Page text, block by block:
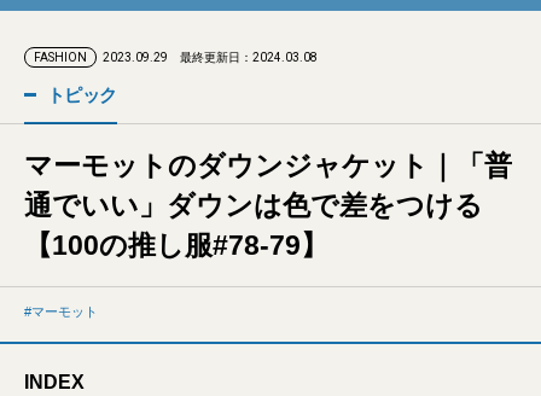
FASHION 2023.09.29 最終更新日：2024.03.08
トピック
マーモットのダウンジャケット｜「普
通でいい」ダウンは色で差をつける
【100の推し服#78-79】
マーモット
INDEX